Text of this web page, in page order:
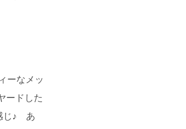
ーなメッ
ードした
じ♪ あ